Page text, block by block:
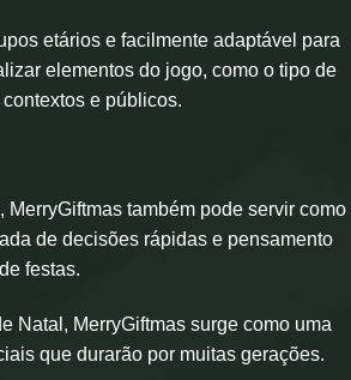
etários e facilmente adaptável para
elementos do jogo, como o tipo de
e públicos.
também pode servir como
de decisões rápidas e pensamento
festas.
Natal, MerryGiftmas surge como uma
que durarão por muitas gerações.